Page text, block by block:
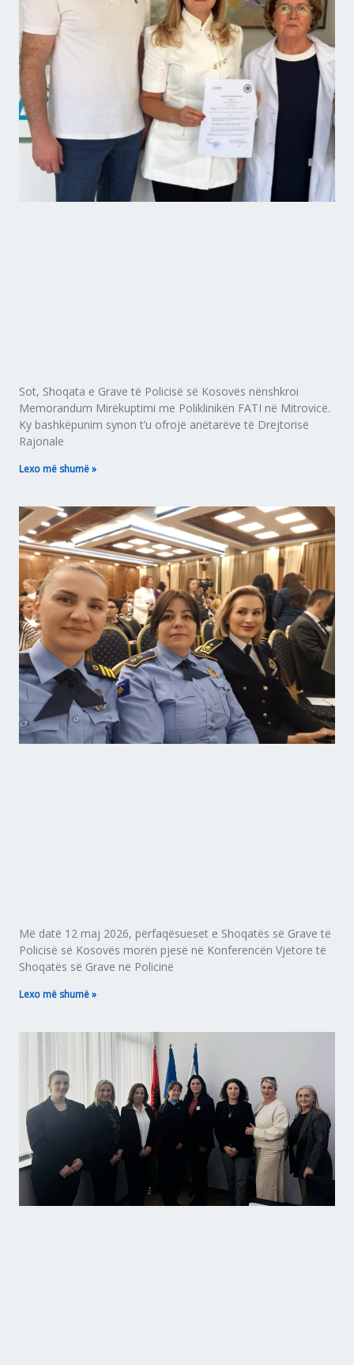
Sot, Shoqata e Grave të Policisë së Kosovës nënshkroi
Memorandum Mirëkuptimi me Poliklinikën FATI në Mitrovicë.
Ky bashkëpunim synon t’u ofrojë anëtarëve të Drejtorisë
Rajonale
Lexo më shumë »
Më datë 12 maj 2026, përfaqësueset e Shoqatës së Grave të
Policisë së Kosovës morën pjesë në Konferencën Vjetore të
Shoqatës së Grave në Policinë
Lexo më shumë »